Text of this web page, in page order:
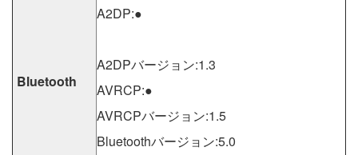
Bluetooth
A2DP:●
A2DPバージョン:1.3
AVRCP:●
AVRCPバージョン:1.5
Bluetoothバージョン:5.0